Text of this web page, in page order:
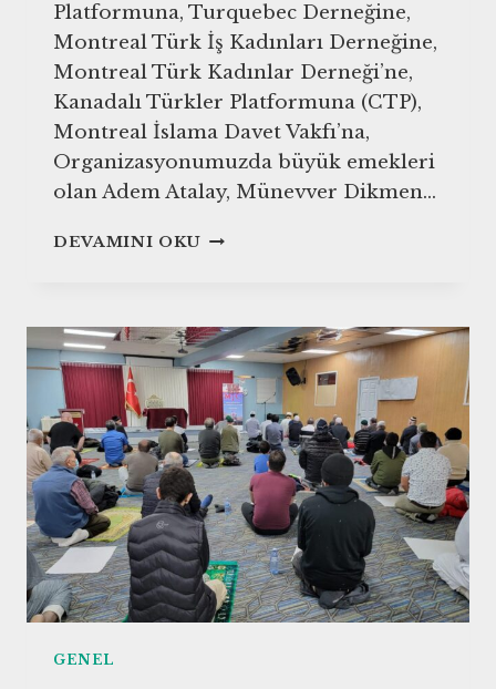
Platformuna, Turquebec Derneğine,
Montreal Türk İş Kadınları Derneğine,
Montreal Türk Kadınlar Derneği’ne,
Kanadalı Türkler Platformuna (CTP),
Montreal İslama Davet Vakfı’na,
Organizasyonumuzda büyük emekleri
olan Adem Atalay, Münevver Dikmen…
DEVAMINI OKU 23
VE
ÇOCUK
BAYRAMI
PROGRAMI
GENEL